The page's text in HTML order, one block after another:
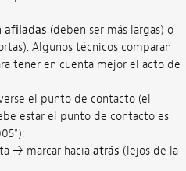
afiladas (deben ser más largas) o
Algunos técnicos comparan
tener en cuenta mejor el acto de
el punto de contacto (el
estar el punto de contacto es
→ marcar hacia atrás (lejos de la